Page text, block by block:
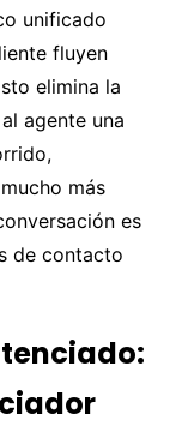
unificado
fluyen
elimina la
agente una
más
es
de contacto